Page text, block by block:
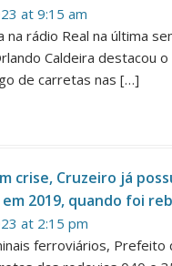
at 9:15 am
rádio Real na última
Caldeira destacou
de carretas nas […]
crise, Cruzeiro já
2019, quando foi
at 2:15 pm
ferroviários, Prefeito